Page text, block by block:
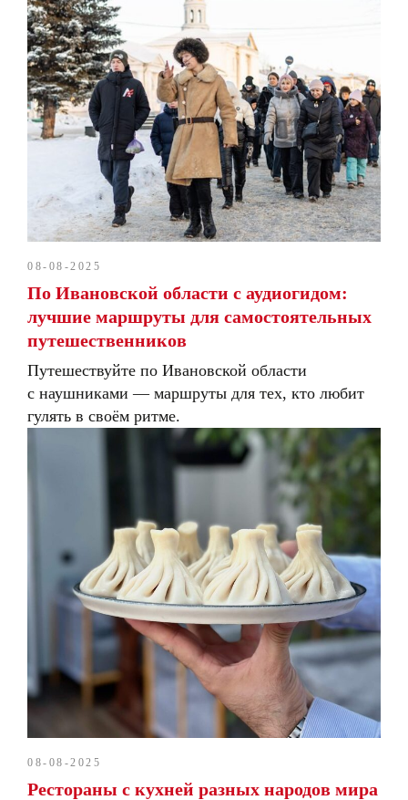
08-08-2025
По Ивановской области с аудиогидом:
лучшие маршруты для самостоятельных
путешественников
Путешествуйте по Ивановской области
с наушниками — маршруты для тех, кто любит
гулять в своём ритме.
08-08-2025
Рестораны с кухней разных народов мира